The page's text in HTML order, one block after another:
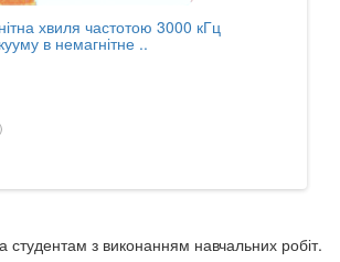
хвиля частотою 3000 кГц
в немагнітне ..
з виконанням навчальних робіт.